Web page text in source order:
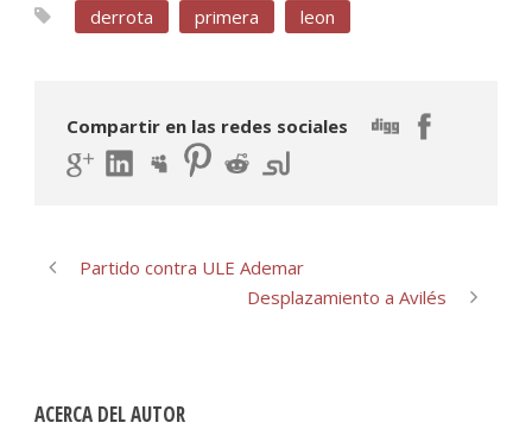
derrota primera leon
Compartir en las redes sociales
Partido contra ULE Ademar
Desplazamiento a Avilés
ACERCA DEL AUTOR